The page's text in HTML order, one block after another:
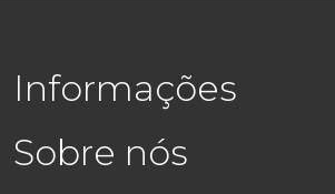
Informações
Sobre nós